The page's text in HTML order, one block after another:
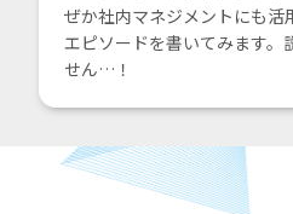
ぜか社内マネジメントにも活
エピソードを書いてみます。
せん…！